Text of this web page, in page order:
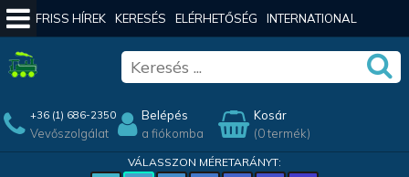
FRISS HÍREK KERESÉS ELÉRHETŐSÉG INTERNATIONAL
+36 (1) 686-2350
Vevőszolgálat
Belépés
a fiókomba
Kosár
(0 termék)
VÁLASSZON MÉRETARÁNYT: